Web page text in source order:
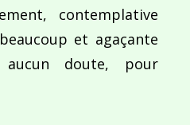
contemplative
et agaçante
aucun doute, pour